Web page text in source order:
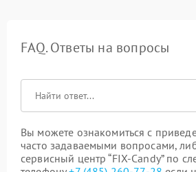
FAQ. Ответы на вопросы
Вы можете ознакомиться с
часто задаваемыми вопросами,
сервисный центр “FIX-Candy” по